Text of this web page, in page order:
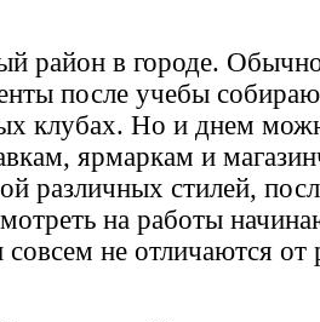
район в городе.
после учебы
клубах. Но и днем
ярмаркам и
различных стилей,
на работы
не отличаются от